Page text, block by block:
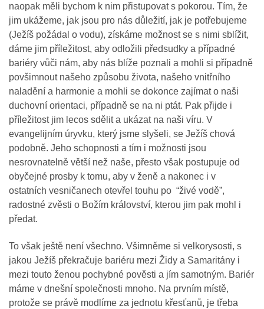
naopak měli bychom k nim přistupovat s pokorou. Tím, že
jim ukážeme, jak jsou pro nás důležití, jak je potřebujeme
(Ježíš požádal o vodu), získáme možnost se s nimi sblížit,
dáme jim příležitost, aby odložili předsudky a případné
bariéry vůči nám, aby nás blíže poznali a mohli si případně
povšimnout našeho způsobu života, našeho vnitřního
naladění a harmonie a mohli se dokonce zajímat o naši
duchovní orientaci, případně se na ni ptát. Pak přijde i
příležitost jim lecos sdělit a ukázat na naši víru. V
evangelijním úryvku, který jsme slyšeli, se Ježíš chová
podobně. Jeho schopnosti a tím i možnosti jsou
nesrovnatelně větší než naše, přesto však postupuje od
obyčejné prosby k tomu, aby v ženě a nakonec i v
ostatních vesničanech otevřel touhu po “živé vodě”,
radostné zvěsti o Božím království, kterou jim pak mohl i
předat.
To však ještě není všechno. Všimněme si velkorysosti, s
jakou Ježíš překračuje bariéru mezi Židy a Samaritány i
mezi touto ženou pochybné pověsti a jím samotným. Bariér
máme v dnešní společnosti mnoho. Na prvním místě,
protože se právě modlíme za jednotu křesťanů, je třeba